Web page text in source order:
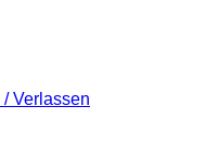
Verlassen